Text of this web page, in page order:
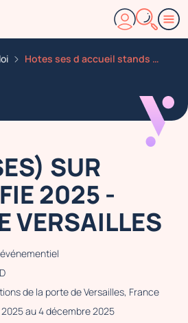
Hotes ses d accueil stands fie 2025 porte de versaille
SUR
2025 -
VERSAILLES
de la porte de Versailles, France
au 4 décembre 2025